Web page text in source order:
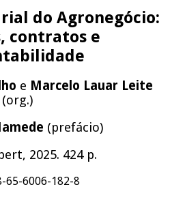
do Agronegócio:
contratos e
e Marcelo Lauar Leite
(org.)
(prefácio)
2025. 424 p.
65-6006-182-8